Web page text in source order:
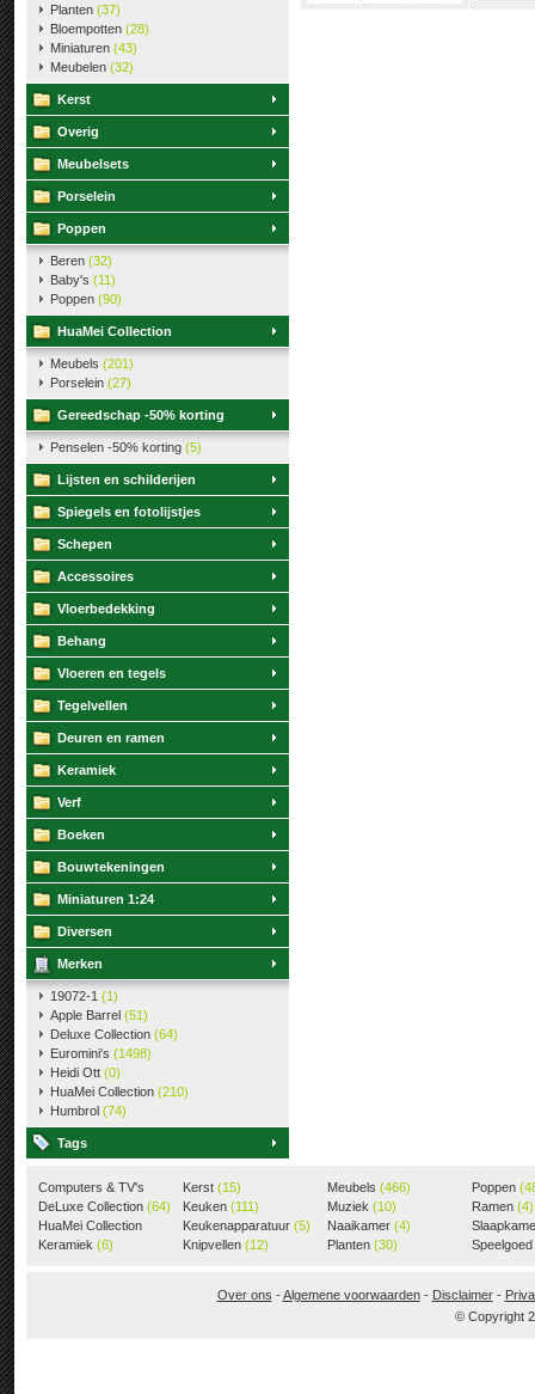
Planten (37)
Bloempotten (28)
Miniaturen (43)
Meubelen (32)
Kerst
Overig
Meubelsets
Porselein
Poppen
Beren (32)
Baby's (11)
Poppen (90)
HuaMei Collection
Meubels (201)
Porselein (27)
Gereedschap -50% korting
Penselen -50% korting (5)
Lijsten en schilderijen
Spiegels en fotolijstjes
Schepen
Accessoires
Vloerbedekking
Behang
Vloeren en tegels
Tegelvellen
Deuren en ramen
Keramiek
Verf
Boeken
Bouwtekeningen
Miniaturen 1:24
Diversen
Merken
19072-1 (1)
Apple Barrel (51)
Deluxe Collection (64)
Euromini's (1498)
Heidi Ott (0)
HuaMei Collection (210)
Humbrol (74)
Tags
Computers & TV's
(18)
DeLuxe Collection (64)
HuaMei Collection
(205)
Keramiek (6)
Kerst (15)
Keuken (111)
Keukenapparatuur (5)
Knipvellen (12)
Meubels (466)
Muziek (10)
Naaikamer (4)
Planten (30)
Poppen
Ramen (4)
Speelgoed
Over ons -Algemene voorwaarden- Disclaimer-
© Copyright